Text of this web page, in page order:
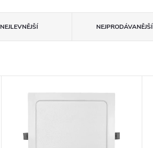
NEJLEVNĚJŠÍ NEJPRODÁVANĚJŠÍ